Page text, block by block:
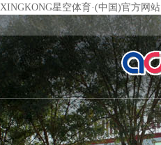
XINGKONG星空体育·(中国)官方网站